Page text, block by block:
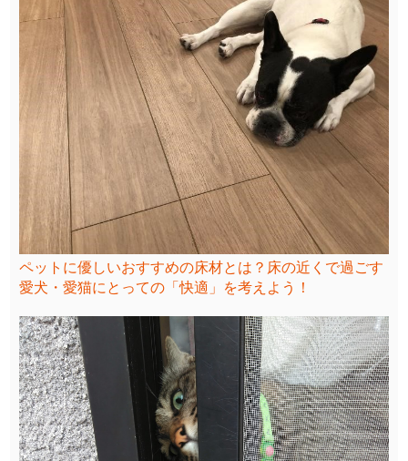
ペットに優しいおすすめの床材とは？床の近くで過ごす
愛犬・愛猫にとっての「快適」を考えよう！